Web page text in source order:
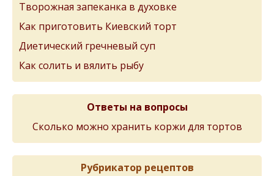
Творожная запеканка в духовке
Как приготовить Киевский торт
Диетический гречневый суп
Как солить и вялить рыбу
Ответы на вопросы
Сколько можно хранить коржи для тортов
Рубрикатор рецептов